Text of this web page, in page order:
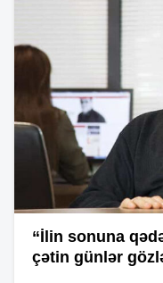
“İlin sonuna
çətin günlər